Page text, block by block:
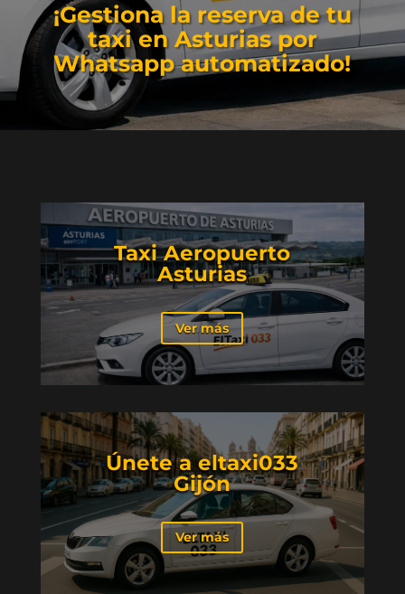
¡Gestiona la reserva de tu
taxi en Asturias por
Whatsapp automatizado!
Taxi Aeropuerto
Asturias
Ver más
Únete a eltaxi033
Gijón
Ver más